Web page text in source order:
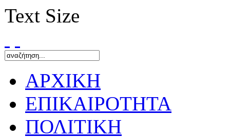
Text Size
ΑΡΧΙΚΗ
ΕΠΙΚΑΙΡΟΤΗΤΑ
ΠΟΛΙΤΙΚΗ